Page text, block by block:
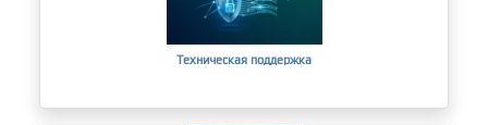
Техническая поддержка